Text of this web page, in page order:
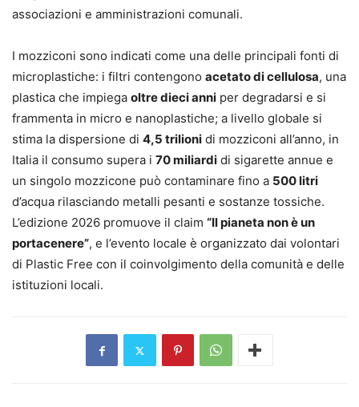
associazioni e amministrazioni comunali.
I mozziconi sono indicati come una delle principali fonti di
microplastiche: i filtri contengono acetato di cellulosa, una
plastica che impiega oltre dieci anni per degradarsi e si
frammenta in micro e nanoplastiche; a livello globale si
stima la dispersione di 4,5 trilioni di mozziconi all’anno, in
Italia il consumo supera i 70 miliardi di sigarette annue e
un singolo mozzicone può contaminare fino a 500 litri
d’acqua rilasciando metalli pesanti e sostanze tossiche.
L’edizione 2026 promuove il claim “Il pianeta non è un
portacenere”, e l’evento locale è organizzato dai volontari
di Plastic Free con il coinvolgimento della comunità e delle
istituzioni locali.